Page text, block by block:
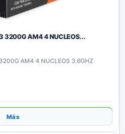
3200G AM4 4 NUCLEOS...
AM4 4 NUCLEOS 3.6GHZ
Añadir
Más